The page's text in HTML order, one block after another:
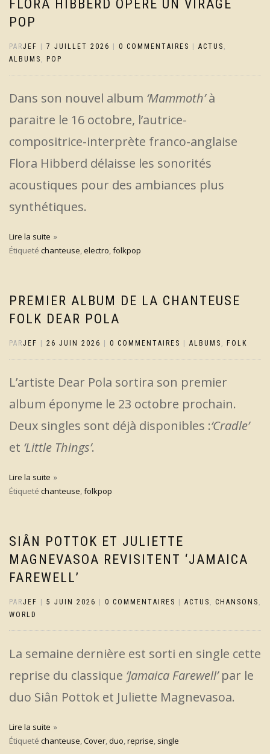
FLORA HIBBERD OPÈRE UN VIRAGE
POP
PARJEF 7 JUILLET 2026 0 COMMENTAIRES ACTUS ,
ALBUMS , POP
Dans son nouvel album ‘Mammoth’à
paraitre le 16 octobre, l’autrice-
compositrice-interprète franco-anglaise
Flora Hibberd délaisse les sonorités
acoustiques pour des ambiances plus
synthétiques.
Lire la suite
Étiqueté chanteuse,electro,folkpop
PREMIER ALBUM DE LA CHANTEUSE
FOLK DEAR POLA
PARJEF 26 JUIN 2026 0 COMMENTAIRES ALBUMS , FOLK
L’artiste Dear Pola sortira son premier
album éponyme le 23 octobre prochain.
Deux singles sont déjà disponibles :‘Cradle’
et ‘Little Things’.
Lire la suite
Étiqueté chanteuse,folkpop
SIÂN POTTOK ET JULIETTE
MAGNEVASOA REVISITENT ‘JAMAICA
FAREWELL’
PARJEF 5 JUIN 2026 0 COMMENTAIRES ACTUS , CHANSONS ,
WORLD
La semaine dernière est sorti en single cette
reprise du classique ‘Jamaica Farewell’par le
duo Siân Pottok et Juliette Magnevasoa.
Lire la suite
Étiqueté chanteuse,Cover,duo,reprise, single